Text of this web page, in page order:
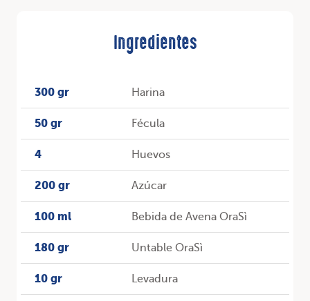
Ingredientes
300 gr Harina
50 gr Fécula
4 Huevos
200 gr Azúcar
100 ml Bebida de Avena OraSì
180 gr Untable OraSì
10 gr Levadura